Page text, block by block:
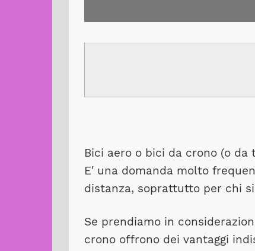
Bici aero o bici da crono (o da
E' una domanda molto
distanza, soprattutto per chi
Se prendiamo in
crono offrono dei vantaggi